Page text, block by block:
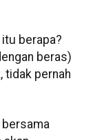
berapa?
beras)
tidak pernah
bersama